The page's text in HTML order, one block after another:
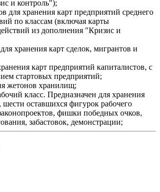
и контроль");
для хранения карт предприятий среднего
по классам (включая карты
из дополнения "Кризис и
хранения карт сделок, мигрантов и
карт предприятий капиталистов, с
стартовых предприятий;
жетонов хранилищ;
класс. Предназначен для хранения
шести оставшихся фигурок рабочего
фишки победных очков,
забастовок, демонстрации;